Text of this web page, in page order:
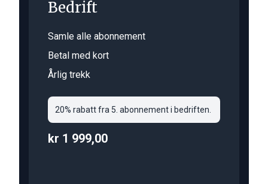
Bedrift
Samle alle abonnement
Betal med kort
Årlig trekk
20% rabatt fra 5. abonnement i bedriften.
kr 1 999,00